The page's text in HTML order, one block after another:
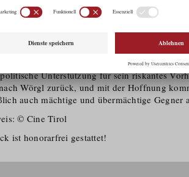
ausgibt. Mitten in der Weltwirt­schaftskrise
beendet, will Brücken bauen, Straßen
Und zwar mit jenem Geld, das sich von
unterscheidet: Die Wörgler drucken es
auf den Schein geklebt werden. Nach
Unterstützung für sein riskantes
Wörgl zurück, und mit der Hoffnung
auch mächtige und übermächtige Gegner
© Cine Tirol
ist honorarfrei gestattet!